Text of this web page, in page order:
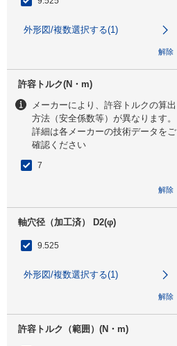
外形図/複数選択する(1)
解除
許容トルク(N・m)
メーカーにより、許容トルクの算出
方法（安全係数等）が異なります。
詳細は各メーカーの技術データをご
確認ください
7
解除
軸穴径（加工済） D2(φ)
9.525
外形図/複数選択する(1)
解除
許容トルク（範囲）(N・m)